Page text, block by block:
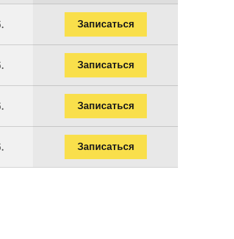
Записаться
Записаться
Записаться
Записаться